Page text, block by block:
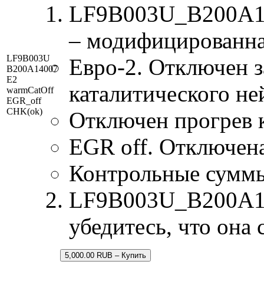
LF9B003U
B200A14007
E2
warmCatOff
EGR_off
CHK(ok)
–
Евро-2. Отключен
каталитического
Отключен прогрев
EGR off.
Контрольные
убедитесь, что она
5,000.00 RUB – Купить